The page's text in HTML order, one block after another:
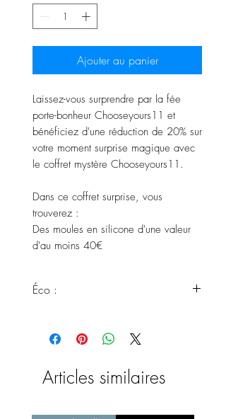
Ajouter au panier
Laissez-vous surprendre par la fée
porte-bonheur Chooseyours11 et
bénéficiez d'une réduction de 20% sur
votre moment surprise magique avec
le coffret mystère Chooseyours11.
Dans ce coffret surprise, vous
trouverez :
Des moules en silicone d'une valeur
d'au moins 40€
Éco :
respectueux de l'environnement car
être éliminés. Avec le mouvement
Don't Waste, vous contribuez de
Articles similaires